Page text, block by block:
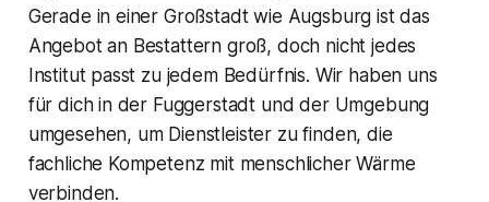
Gerade in einer Großstadt wie Augsburg ist das
Angebot an Bestattern groß, doch nicht jedes
Institut passt zu jedem Bedürfnis. Wir haben uns
für dich in der Fuggerstadt und der Umgebung
umgesehen, um Dienstleister zu finden, die
fachliche Kompetenz mit menschlicher Wärme
verbinden.